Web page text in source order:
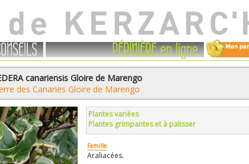
PÉPINIÈRE en ligne
canariensis Gloire de Marengo
des Canaries Gloire de Marengo
Plantes variées
Plantes grimpantes et à palisser
Famille
Araliacées.